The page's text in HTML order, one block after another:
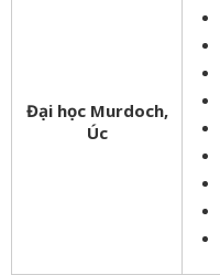
Đại học Murdoch,
Úc